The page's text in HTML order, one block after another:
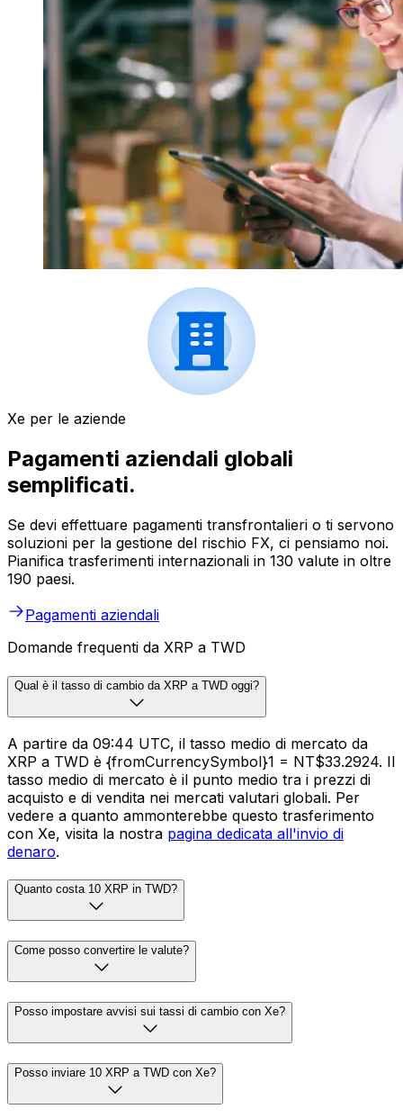
Xe per le aziende
Pagamenti aziendali globali
semplificati.
Se devi effettuare pagamenti transfrontalieri o ti servono
soluzioni per la gestione del rischio FX, ci pensiamo noi.
Pianifica trasferimenti internazionali in 130 valute in oltre
190 paesi.
Pagamenti aziendali
Domande frequenti da XRP a TWD
Qual è il tasso di cambio da XRP a TWD oggi?
A partire da 09:44 UTC, il tasso medio di mercato da
XRP a TWD è {fromCurrencySymbol}1 = NT$33.2924. Il
tasso medio di mercato è il punto medio tra i prezzi di
acquisto e di vendita nei mercati valutari globali. Per
vedere a quanto ammonterebbe questo trasferimento
con Xe, visita la nostra pagina dedicata all'invio di
denaro.
Quanto costa 10 XRP in TWD?
Come posso convertire le valute?
Posso impostare avvisi sui tassi di cambio con Xe?
Posso inviare 10 XRP a TWD con Xe?